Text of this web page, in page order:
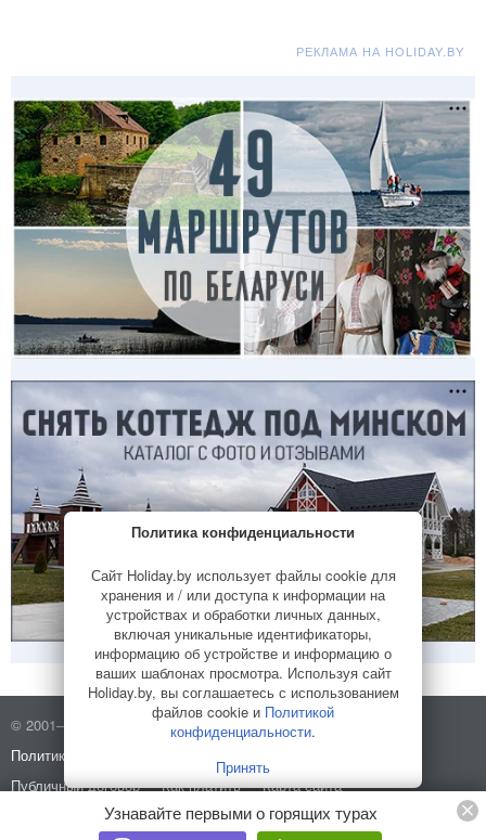
РЕКЛАМА НА HOLIDAY.BY
© 2001–2026 Holiday.by
Правила использования сайта
Политика конфиденциальности
Публичный договор
Как платить
Карта сайта
Разработано вHELLO WORLD
Узнавайте первыми о горящих турах
Политика конфиденциальности
Сайт Holiday.by использует файлы cookie для
хранения и / или доступа к информации на
устройствах и обработки личных данных,
включая уникальные идентификаторы,
информацию об устройстве и информацию о
ваших шаблонах просмотра. Используя сайт
Holiday.by, вы соглашаетесь с использованием
файлов cookie и Политикой
конфиденциальности.
Принять